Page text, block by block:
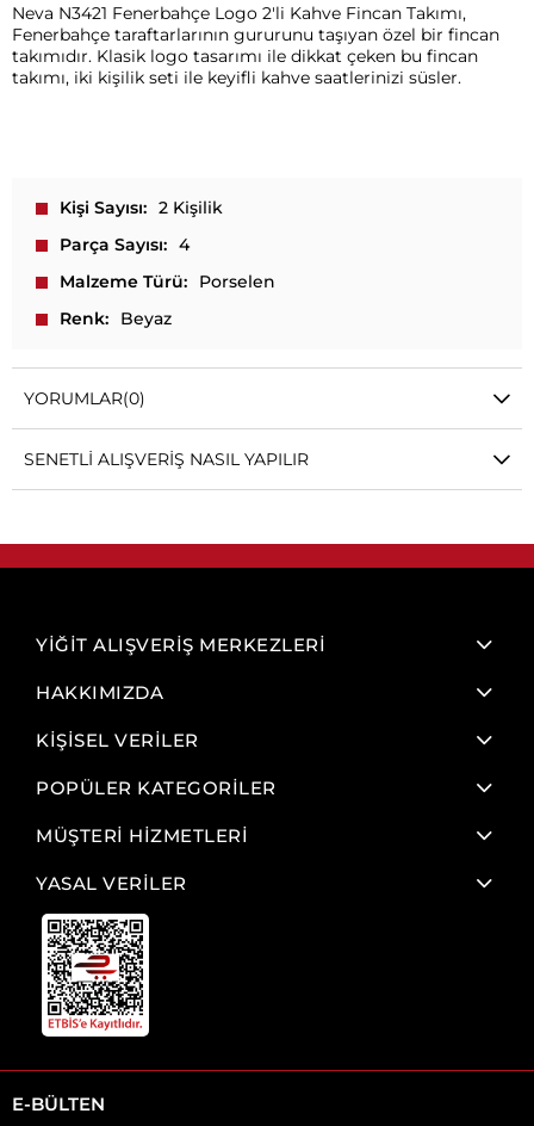
Neva N3421 Fenerbahçe Logo 2'li Kahve Fincan Takımı,
Fenerbahçe taraftarlarının gururunu taşıyan özel bir fincan
takımıdır. Klasik logo tasarımı ile dikkat çeken bu fincan
takımı, iki kişilik seti ile keyifli kahve saatlerinizi süsler.
Kişi Sayısı
2 Kişilik
Parça Sayısı
4
Malzeme Türü
Porselen
Renk
Beyaz
YORUMLAR(0)
SENETLI ALIŞVERIŞ NASIL YAPILIR
YİĞİT ALIŞVERİŞ MERKEZLERİ
HAKKIMIZDA
KİŞİSEL VERİLER
POPÜLER KATEGORİLER
MÜŞTERİ HİZMETLERİ
YASAL VERİLER
E-BÜLTEN